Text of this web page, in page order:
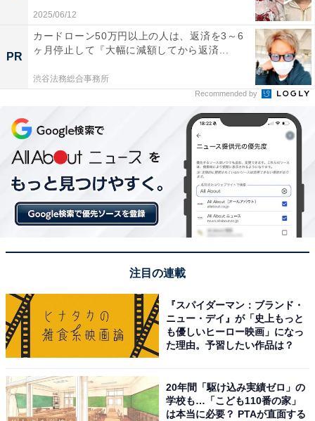
2025/06/12
PR
カードローン50万円以上の人は、返済を3～6
ヶ月停止して『大幅に減額してから返済...
渋谷法務総合事務所
Recommended by
注目の連載
『スパイダーマン：ブランド・
ニュー・デイ』が「史上もっと
も優しいヒーロー映画」になっ
た理由。予習したい作品は？
20年間「駆け込み実績ゼロ」の
学校も…「こども110番の家」
は本当に必要？ PTAが直面する